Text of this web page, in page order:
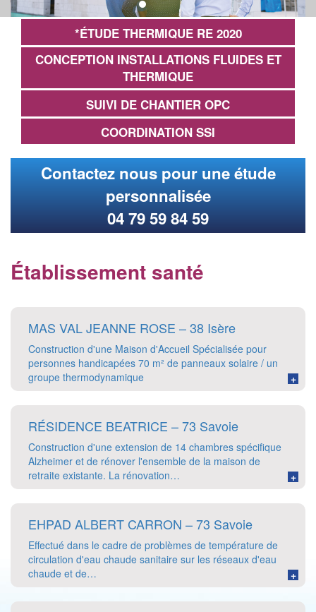
*ÉTUDE THERMIQUE RE 2020
CONCEPTION INSTALLATIONS FLUIDES ET
THERMIQUE
SUIVI DE CHANTIER OPC
COORDINATION SSI
Contactez nous pour une étude
personnalisée
04 79 59 84 59
Établissement santé
MAS VAL JEANNE ROSE – 38 Isère
Construction d'une Maison d'Accueil Spécialisée pour
personnes handicapées 70 m² de panneaux solaire / un
groupe thermodynamique
+
RÉSIDENCE BEATRICE – 73 Savoie
Construction d'une extension de 14 chambres spécifique
Alzheimer et de rénover l'ensemble de la maison de
retraite existante. La rénovation…
+
EHPAD ALBERT CARRON – 73 Savoie
Effectué dans le cadre de problèmes de température de
circulation d'eau chaude sanitaire sur les réseaux d'eau
chaude et de…
+